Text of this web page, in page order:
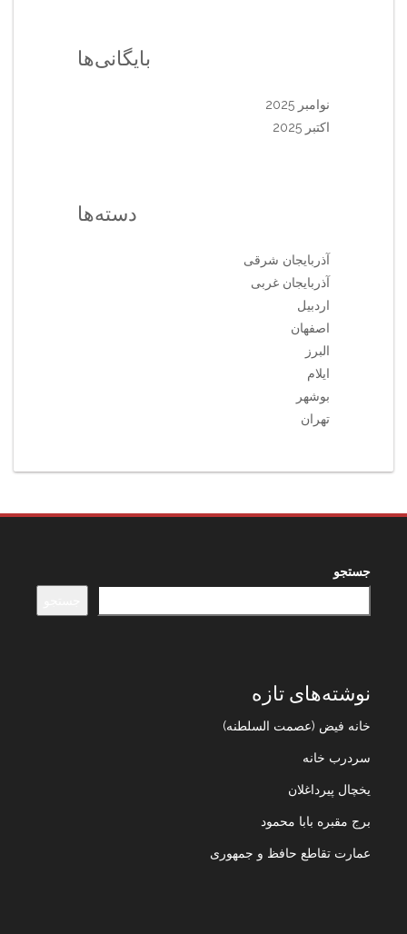
بایگانی‌ها
نوامبر 2025
اکتبر 2025
دسته‌ها
آذربایجان شرقی
آذربایجان غربی
اردبیل
اصفهان
البرز
ایلام
بوشهر
تهران
جستجو
نوشته‌های تازه
خانه فیض (عصمت السلطنه)
سردرب خانه
یخچال پیرداغلان
برج مقبره بابا محمود
عمارت تقاطع حافظ و جمهوری